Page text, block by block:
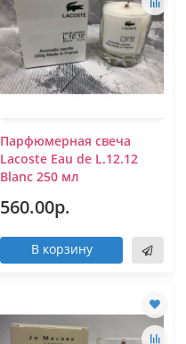
Парфюмерная свеча
Lacoste Eau de L.12.12
Blanc 250 мл
560.00р.
В корзину